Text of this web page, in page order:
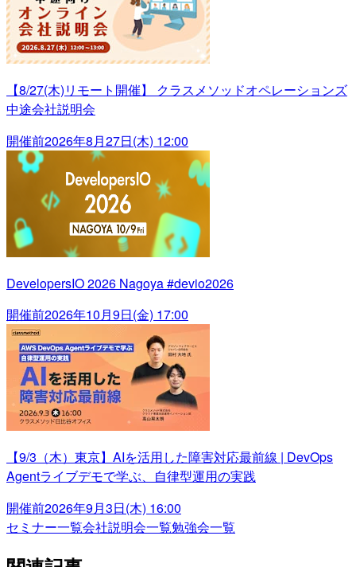
【8/27(木)リモート開催】 クラスメソッドオペレーションズ
中途会社説明会
開催前2026年8月27日(木) 12:00
DevelopersIO 2026 Nagoya #devio2026
開催前2026年10月9日(金) 17:00
【9/3（木）東京】AIを活用した障害対応最前線 | DevOps
Agentライブデモで学ぶ、自律型運用の実践
開催前2026年9月3日(木) 16:00
セミナー一覧会社説明会一覧勉強会一覧